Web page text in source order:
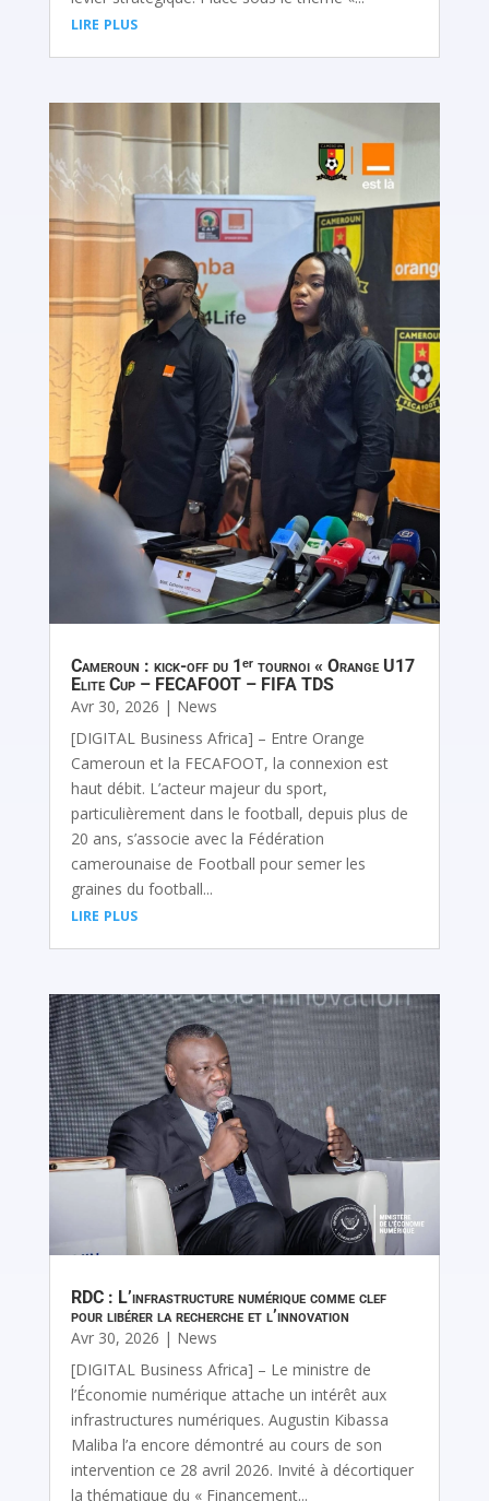
lire plus
Cameroun : kick-off du 1ᵉʳ tournoi « Orange U17
Elite Cup – FECAFOOT – FIFA TDS
Avr 30, 2026 | News
[DIGITAL Business Africa] – Entre Orange
Cameroun et la FECAFOOT, la connexion est
haut débit. L’acteur majeur du sport,
particulièrement dans le football, depuis plus de
20 ans, s’associe avec la Fédération
camerounaise de Football pour semer les
graines du football...
lire plus
RDC : L’infrastructure numérique comme clef
pour libérer la recherche et l’innovation
Avr 30, 2026 | News
[DIGITAL Business Africa] – Le ministre de
l’Économie numérique attache un intérêt aux
infrastructures numériques. Augustin Kibassa
Maliba l’a encore démontré au cours de son
intervention ce 28 avril 2026. Invité à décortiquer
la thématique du « Financement...